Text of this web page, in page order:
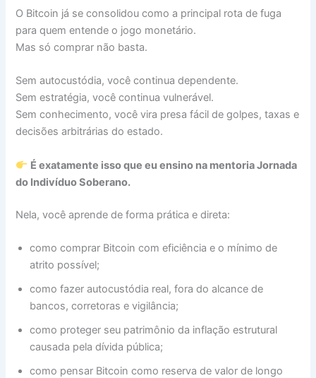
O Bitcoin já se consolidou como a principal rota de fuga
para quem entende o jogo monetário.
Mas só comprar não basta.
Sem autocustódia, você continua dependente.
Sem estratégia, você continua vulnerável.
Sem conhecimento, você vira presa fácil de golpes, taxas e
decisões arbitrárias do estado.
É exatamente isso que eu ensino na mentoria Jornada
do Indivíduo Soberano.
Nela, você aprende de forma prática e direta:
como comprar Bitcoin com eficiência e o mínimo de
atrito possível;
como fazer autocustódia real, fora do alcance de
bancos, corretoras e vigilância;
como proteger seu patrimônio da inflação estrutural
causada pela dívida pública;
como pensar Bitcoin como reserva de valor de longo